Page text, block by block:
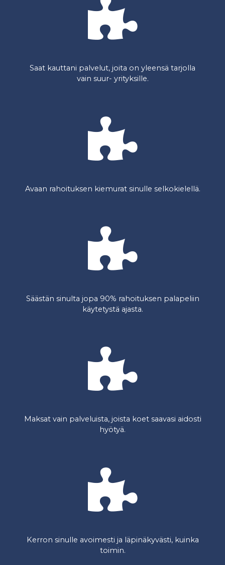
Saat kauttani palvelut, joita on yleensä tarjolla
vain suur- yrityksille.
Avaan rahoituksen kiemurat sinulle selkokielellä.
Säästän sinulta jopa 90% rahoituksen palapeliin
käytetystä ajasta.
Maksat vain palveluista, joista koet saavasi aidosti
hyötyä.
Kerron sinulle avoimesti ja läpinäkyvästi, kuinka
toimin.